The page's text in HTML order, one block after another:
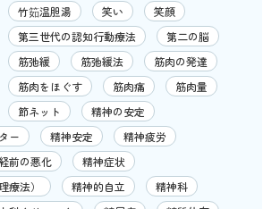
竹筎温胆湯 笑い
笑顔
第三世代の認知行動療法
第二の脳
筋弛緩 筋弛緩法
筋肉の発達
筋肉をほぐす 筋肉痛
筋肉量
節ネット
精神の安定
ー
精神安定
精神疲労
前の悪化
精神症状
療法）
精神的自立
精神科